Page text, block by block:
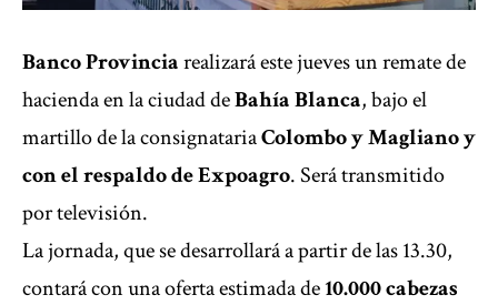
Banco Provinciarealizará este jueves un remate de
hacienda en la ciudad deBahía Blanca, bajo el
martillo de la consignatariaColombo y Magliano y
con el respaldo de Expoagro. Será transmitido
por televisión.
La jornada, que se desarrollará a partir de las 13.30,
contará con una oferta estimada de10.000 cabezas